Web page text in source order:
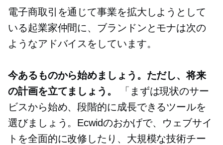
電子商取引を通じて事業を拡大しようとして
いる起業家仲間に、ブランドンとモナは次の
ようなアドバイスをしています。
今あるものから始めましょう。ただし、将来
の計画を立てましょう。
「まずは現状のサー
ビスから始め、段階的に成長できるツールを
選びましょう。Ecwidのおかげで、ウェブサイ
トを全面的に改修したり、大規模な技術チー